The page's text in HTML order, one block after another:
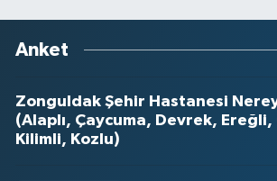
Anket
Zonguldak Şehir Hastanesi
(Alaplı, Çaycuma, Devrek, Ereğli,
Kilimli, Kozlu)